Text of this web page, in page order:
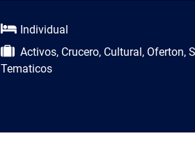
Descripción del viaje
Individual
Activos, Crucero, Cultural, Oferton,
Tematicos